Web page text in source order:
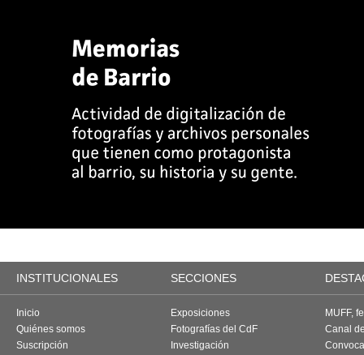
INSTITUCIONALES SECCIONES
Inicio
Quiénes somos
Suscripción
Exposiciones
Fotografías del CdF
Investigación
MUFF,
Canal